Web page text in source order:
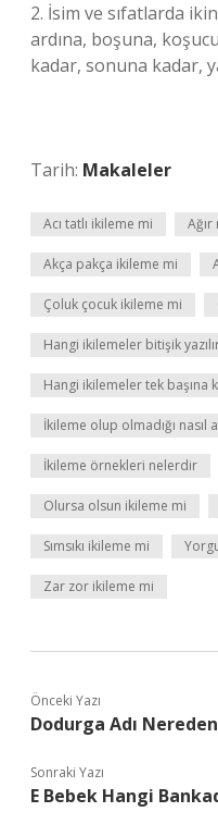
2. İsim ve sıfatlarda
ardına, boşuna,
kadar, sonuna kadar,
Tarih: Makaleler
Acı tatlı ikileme mi
Akça pakça ikileme mi
Çoluk çocuk ikileme mi
Hangi ikilemeler bitişik
Hangi ikilemeler tek başına
İkileme olup olmadığı nasıl
İkileme örnekleri nelerdir
Olursa olsun ikileme mi
Sımsıkı ikileme mi
Zar zor ikileme mi
Önceki Yazı
Dodurga Adı
Sonraki Yazı
E Bebek Hangi